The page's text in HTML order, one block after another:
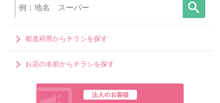
都道府県からチラシを探す
お店の名前からチラシを探す